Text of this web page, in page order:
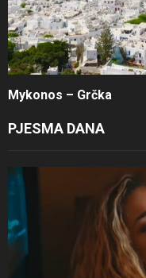
Mykonos – Grčka
PJESMA DANA